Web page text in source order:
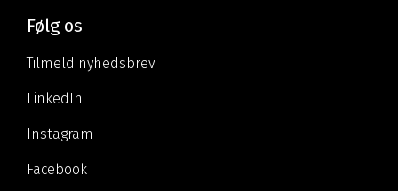
Følg os
Tilmeld nyhedsbrev
LinkedIn
Instagram
Facebook